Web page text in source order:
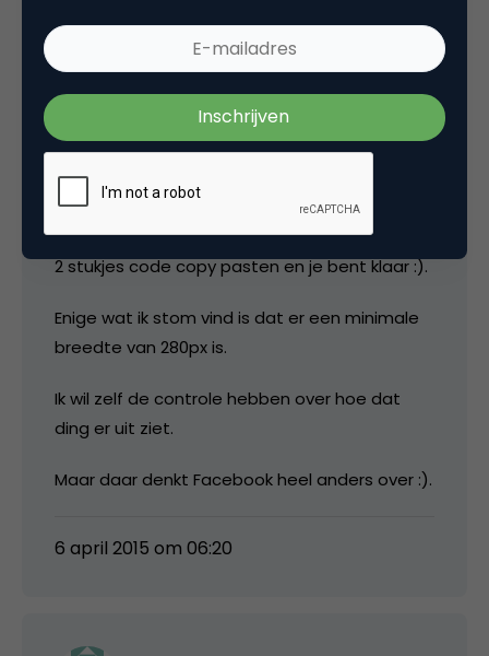
Mike van Hoenselaar
Op de pagina van FB staat het netjes
uitgelegd hoe je dit op je website kunt
plaatsen.
2 stukjes code copy pasten en je bent klaar :).
Enige wat ik stom vind is dat er een minimale
breedte van 280px is.
Ik wil zelf de controle hebben over hoe dat
ding er uit ziet.
Maar daar denkt Facebook heel anders over :).
6 april 2015 om 06:20